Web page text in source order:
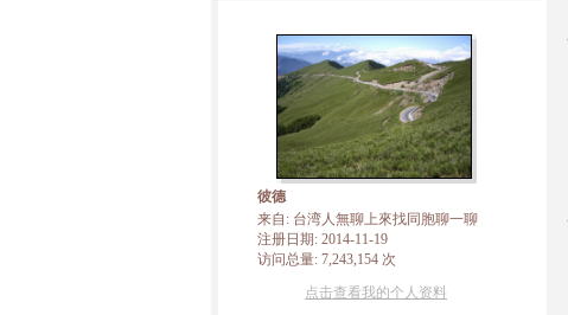
彼德
来自: 台湾人無聊上來找同胞聊一聊
注册日期: 2014-11-19
访问总量: 7,243,154 次
点击查看我的个人资料